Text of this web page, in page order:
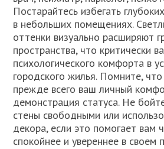
Постарайтесь избегать
в небольших помещениях.
оттенки визуально расширяют
пространства, что критически
психологического комфорта в
городского жилья. Помните,
прежде всего ваш личный
демонстрация статуса. Не
стены свободными или
декора, если это помогает вам
спокойнее и увереннее в своем